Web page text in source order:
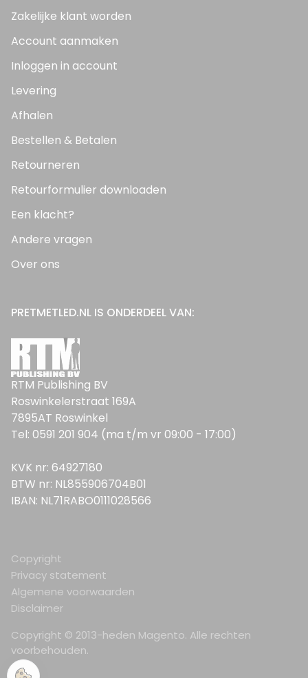
Zakelijke klant worden
Account aanmaken
Inloggen in account
Levering
Afhalen
Bestellen & Betalen
Retourneren
Retourformulier downloaden
Een klacht?
Andere vragen
Over ons
PRETMETLED.NL IS ONDERDEEL VAN:
RTM Publishing BV
Roswinkelerstraat 169A
7895AT Roswinkel
Tel: 0591 201 904 (ma t/m vr 09:00 - 17:00)
KVK nr: 64927180
BTW nr: NL855906704B01
IBAN: NL71RABO0111028566
Copyright © 2013-heden Magento. Alle rechten
voorbehouden.
Copyright
Privacy statement
Algemene voorwaarden
Disclaimer